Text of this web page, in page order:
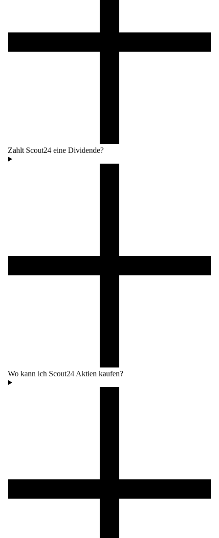
Zahlt Scout24 eine Dividende?
Wo kann ich Scout24 Aktien kaufen?